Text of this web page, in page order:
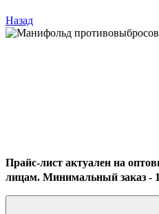
Назад
Прайс-лист актуален на
лицам. Минимальный заказ -